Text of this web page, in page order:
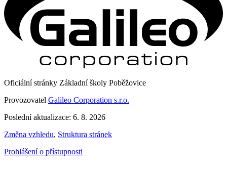
Oficiální stránky Základní školy Poběžovice
Provozovatel Galileo Corporation s.r.o.
Poslední aktualizace: 6. 8. 2026
Změna vzhledu, Struktura stránek
Prohlášení o přístupnosti